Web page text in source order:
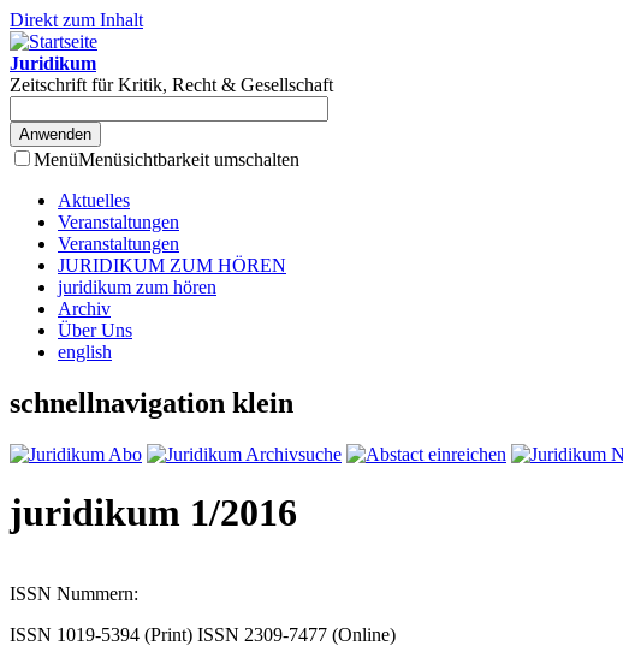
Direkt zum Inhalt
Juridikum
Zeitschrift für Kritik, Recht & Gesellschaft
MenüMenüsichtbarkeit umschalten
Aktuelles
Veranstaltungen
Veranstaltungen
JURIDIKUM ZUM HÖREN
juridikum zum hören
Archiv
Über Uns
english
schnellnavigation klein
juridikum 1/2016
ISSN Nummern:
ISSN 1019-5394 (Print) ISSN 2309-7477 (Online)